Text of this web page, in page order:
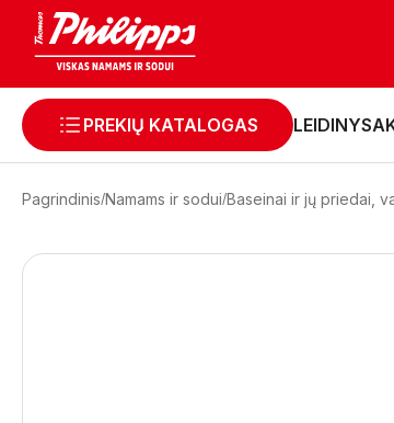
PREKIŲ KATALOGAS LEIDINYS
Pagrindinis Namams ir sodui Baseinai ir jų priedai,